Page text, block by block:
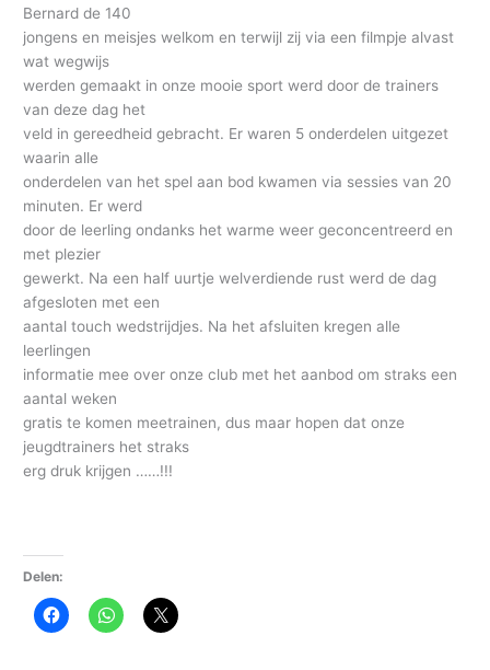
Bernard de 140
jongens en meisjes welkom en terwijl zij via een filmpje alvast
wat wegwijs
werden gemaakt in onze mooie sport werd door de trainers
van deze dag het
veld in gereedheid gebracht. Er waren 5 onderdelen uitgezet
waarin alle
onderdelen van het spel aan bod kwamen via sessies van 20
minuten. Er werd
door de leerling ondanks het warme weer geconcentreerd en
met plezier
gewerkt. Na een half uurtje welverdiende rust werd de dag
afgesloten met een
aantal touch wedstrijdjes. Na het afsluiten kregen alle
leerlingen
informatie mee over onze club met het aanbod om straks een
aantal weken
gratis te komen meetrainen, dus maar hopen dat onze
jeugdtrainers het straks
erg druk krijgen ……!!!
Delen: